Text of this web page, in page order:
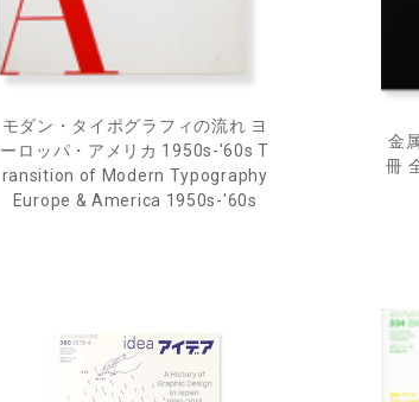
モダン・タイポグラフィの流れ ヨ
ーロッパ・アメリカ 1950s-'60s T
ransition of Modern Typography
Europe & America 1950s-'60s
金
冊